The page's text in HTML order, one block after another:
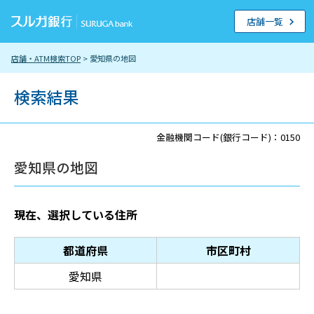
店舗・ATM検索TOP > 愛知県の地図
店舗一覧
検索結果
金融機関コード(銀行コード)：0150
愛知県の地図
現在、選択している住所
都道府県
市区町村
愛知県